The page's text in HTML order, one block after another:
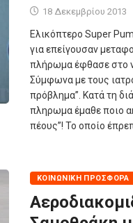
18 Δεκεμβρίου 2013
Ελικόπτερο Super
για επείγουσαν
πλήρωμα έφθασε στο
Σύμφωνα με τους
πρόβλημα”. Κατά τη
πληρωμα έμαθε ποιο
πέους”! Το οποίο
ΚΟΙΝΩΝΙΚΉ ΠΡΟΣΦΟΡΆ